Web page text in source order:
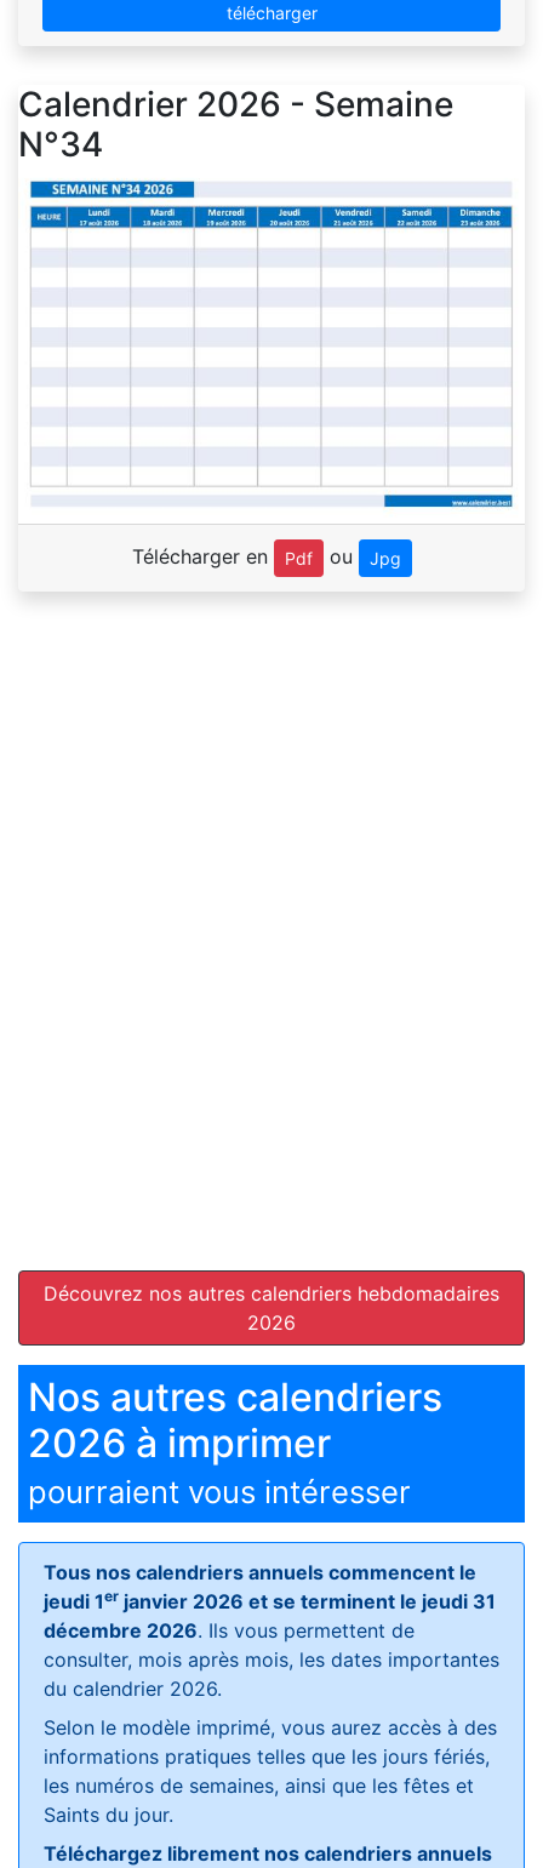
télécharger
Calendrier 2026 - Semaine
N°34
Télécharger en Pdf ou Jpg
Découvrez nos autres calendriers hebdomadaires
2026
Nos autres calendriers
2026 à imprimer
pourraient vous intéresser
Tous nos calendriers annuels commencent le
jeudi 1er janvier 2026 et se terminent le jeudi 31
décembre 2026. Ils vous permettent de
consulter, mois après mois, les dates importantes
du calendrier 2026.
Selon le modèle imprimé, vous aurez accès à des
informations pratiques telles que les jours fériés,
les numéros de semaines, ainsi que les fêtes et
Saints du jour.
Téléchargez librement nos calendriers annuels